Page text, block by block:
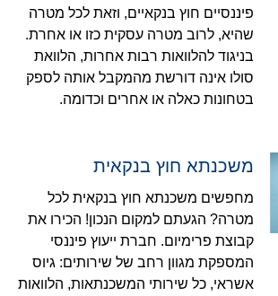
פיננסיים חוץ בנקאיים, וזאת לכל מטרה
שהיא, לרוב מטרה עסקית כזו או אחרת.
בניגוד להלוואות רבות אחרות, הלוואת
סולו אינה דורשת מהמקבל אותה לספק
בטחונות כאלה או אחרים וכדומה.
משכנתא חוץ בנקאית
מחפשים משכנתא חוץ בנקאית לכל
מטרה? הגעתם למקום הנכון! הכירו את
קבוצת פרימיום. חברת ייעוץ פיננסי
המספקת מגוון רחב של שירותים: גיוס
אשראי, כל שירותי המשכנתאות, הלוואות